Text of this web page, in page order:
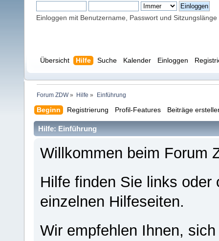
Einloggen mit Benutzername, Passwort und Sitzungslänge
Übersicht Hilfe Suche Kalender Einloggen
Forum ZDW» Hilfe » Einführung
Beginn Registrierung Profil-Features Beiträge
Hilfe: Einführung
Willkommen beim Forum
Hilfe finden Sie links
einzelnen Hilfeseiten.
Wir empfehlen Ihnen,